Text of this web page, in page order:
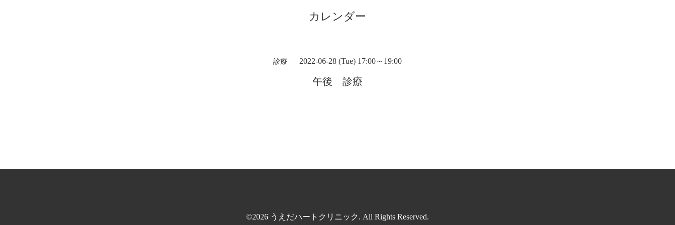
カレンダー
診療 2022-06-28 (Tue) 17:00～19:00
午後 診療
©2026 うえだハートクリニック . All Rights Reserved.